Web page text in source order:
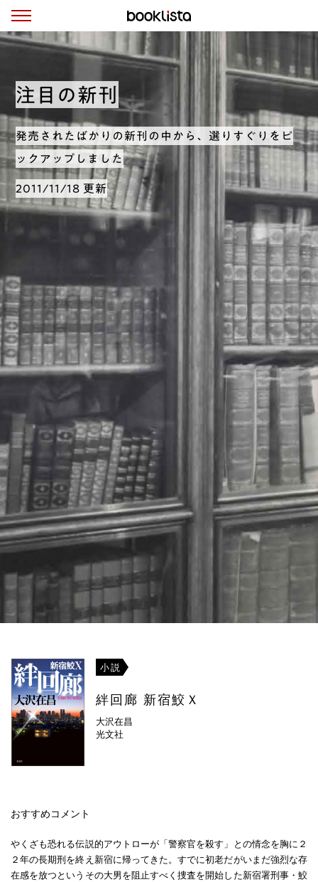
注目の新刊
発売されたばかりの新刊の中から、選りすぐりをピ
ックアップしました
2011/11/18 更新
小説
絆回廊 新宿鮫Ｘ
大沢在昌
光文社
おすすめコメント
やくざも恐れる伝説的アウトローが「警察官を殺す」との情念を胸に２
２年の長期刑を終え新宿に帰ってきた。すでに初老だがいまだ強烈な存
在感を放つというその大男を阻止すべく捜査を開始した新宿署刑事・鮫